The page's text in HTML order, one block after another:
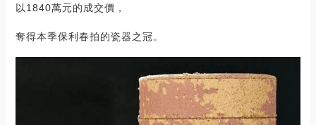
以1840萬元的成交價，
奪得本季保利春拍的瓷器之冠。